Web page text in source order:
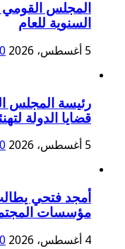
المجلس
السنوية للعام
5 أغسطس، 2026 0
رئيسة المجلس
قضايا الدولة
5 أغسطس، 2026 0
أمجد فتحي
مؤسسات
4 أغسطس، 2026 0